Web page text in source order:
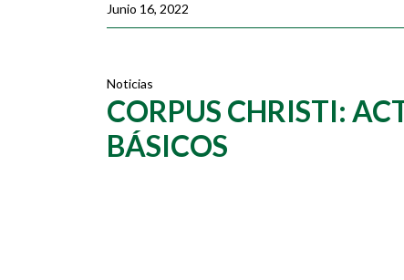
Junio 16, 2022
Noticias
CORPUS CHRISTI:
BÁSICOS